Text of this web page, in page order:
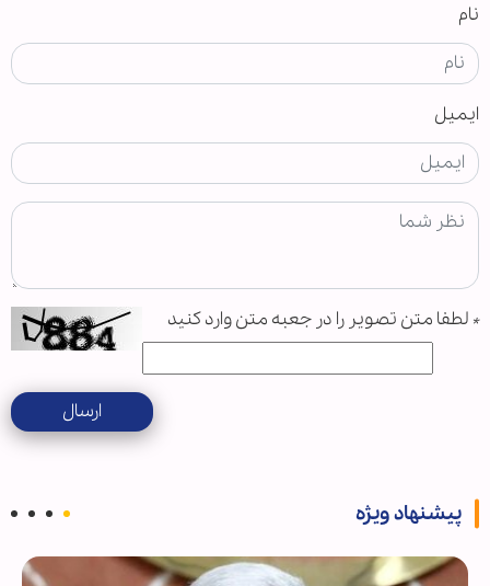
نام
ایمیل
* لطفا متن تصویر را در جعبه متن وارد کنید
ارسال
پیشنهاد ویژه